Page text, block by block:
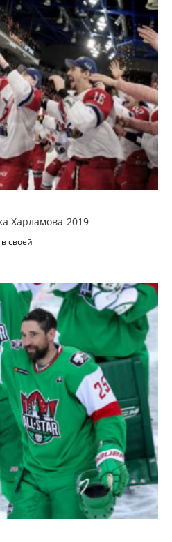
Харламова-2019
своей